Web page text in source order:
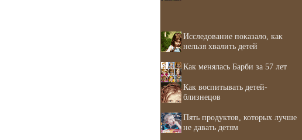
Исследование показало, как
нельзя хвалить детей
Как менялась Барби за 57 лет
Как воспитывать детей-
близнецов
Пять продуктов, которых лучше
не давать детям